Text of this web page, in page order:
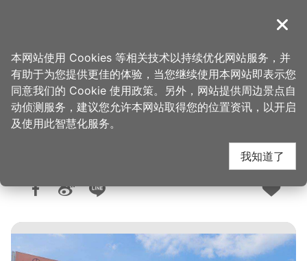
導覽
首页 > 想去的地方 > 住宿 > 旅馆与民宿
里莱行旅
人气：1.9万
关闭
本网站使用 Cookies 等相关技术以持续优化网站服务，并
有助于为您提供更佳的体验，当您继续使用本网站即表示您
同意我们的 Cookie 使用政策。另外，网站提供周边景点自
动侦测服务，建议您允许本网站取得您的位置资讯，以开启
及使用此智慧化服务。
我知道了